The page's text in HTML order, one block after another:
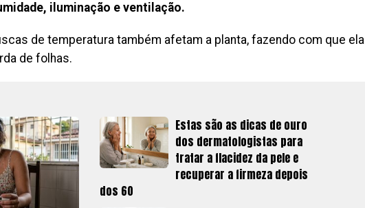
iluminação e ventilação.
de temperatura também afetam a planta, fazendo com que ela
de folhas.
Estas são as dicas de ouro
dos dermatologistas para
tratar a flacidez da pele e
recuperar a firmeza depois
dos 60